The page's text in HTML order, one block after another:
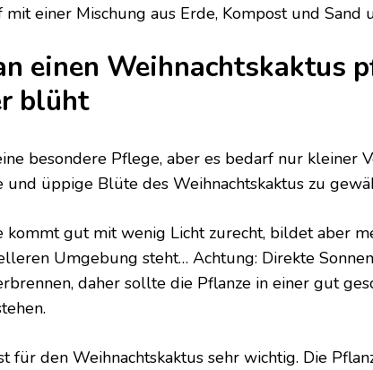
mit einer Mischung aus Erde, Kompost und Sand
einen Weihnachtskaktus
blüht
besondere Pflege, aber es bedarf nur kleiner
und üppige Blüte des Weihnachtskaktus zu
kommt gut mit wenig Licht zurecht, bildet aber
Umgebung steht… Achtung: Direkte
daher sollte die Pflanze in einer gut
für den Weihnachtskaktus sehr wichtig. Die